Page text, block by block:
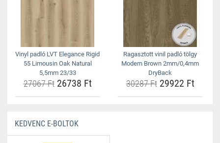
Vinyl padló LVT Elegance Rigid
55 Limousin Oak Natural
5,5mm 23/33
27067 Ft26738 Ft
Ragasztott vinil padló tölgy
Modern Brown 2mm/0,4mm
DryBack
30287 Ft29922 Ft
KEDVENC E-BOLTOK